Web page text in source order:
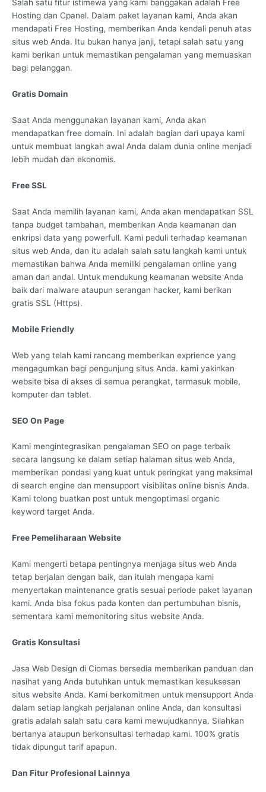
Salah satu fitur istimewa yang kami banggakan adalah Free
Hosting dan Cpanel. Dalam paket layanan kami, Anda akan
mendapati Free Hosting, memberikan Anda kendali penuh atas
situs web Anda. Itu bukan hanya janji, tetapi salah satu yang
kami berikan untuk memastikan pengalaman yang memuaskan
bagi pelanggan.
Gratis Domain
Saat Anda menggunakan layanan kami, Anda akan
mendapatkan free domain. Ini adalah bagian dari upaya kami
untuk membuat langkah awal Anda dalam dunia online menjadi
lebih mudah dan ekonomis.
Free SSL
Saat Anda memilih layanan kami, Anda akan mendapatkan SSL
tanpa budget tambahan, memberikan Anda keamanan dan
enkripsi data yang powerfull. Kami peduli terhadap keamanan
situs web Anda, dan itu adalah salah satu langkah kami untuk
memastikan bahwa Anda memiliki pengalaman online yang
aman dan andal. Untuk mendukung keamanan website Anda
baik dari malware ataupun serangan hacker, kami berikan
gratis SSL (Https).
Mobile Friendly
Web yang telah kami rancang memberikan exprience yang
mengagumkan bagi pengunjung situs Anda. kami yakinkan
website bisa di akses di semua perangkat, termasuk mobile,
komputer dan tablet.
SEO On Page
Kami mengintegrasikan pengalaman SEO on page terbaik
secara langsung ke dalam setiap halaman situs web Anda,
memberikan pondasi yang kuat untuk peringkat yang maksimal
di search engine dan mensupport visibilitas online bisnis Anda.
Kami tolong buatkan post untuk mengoptimasi organic
keyword target Anda.
Free Pemeliharaan Website
Kami mengerti betapa pentingnya menjaga situs web Anda
tetap berjalan dengan baik, dan itulah mengapa kami
menyertakan maintenance gratis sesuai periode paket layanan
kami. Anda bisa fokus pada konten dan pertumbuhan bisnis,
sementara kami memonitoring situs website Anda.
Gratis Konsultasi
Jasa Web Design di Ciomas bersedia memberikan panduan dan
nasihat yang Anda butuhkan untuk memastikan kesuksesan
situs website Anda. Kami berkomitmen untuk mensupport Anda
dalam setiap langkah perjalanan online Anda, dan konsultasi
gratis adalah salah satu cara kami mewujudkannya. Silahkan
bertanya ataupun berkonsultasi terhadap kami. 100% gratis
tidak dipungut tarif apapun.
Dan Fitur Profesional Lainnya